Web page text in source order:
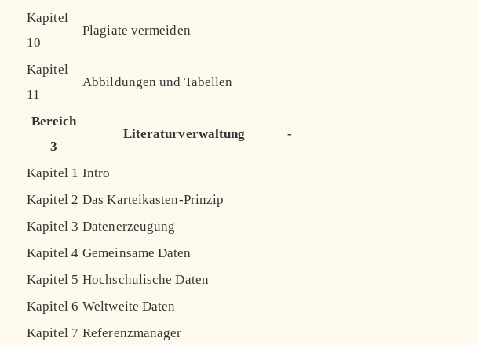
Kapitel
10
Plagiate vermeiden
Kapitel
11
Abbildungen und Tabellen
Bereich
3
Literaturverwaltung -
Kapitel 1 Intro
Kapitel 2 Das Karteikasten-Prinzip
Kapitel 3 Datenerzeugung
Kapitel 4 Gemeinsame Daten
Kapitel 5 Hochschulische Daten
Kapitel 6 Weltweite Daten
Kapitel 7 Referenzmanager